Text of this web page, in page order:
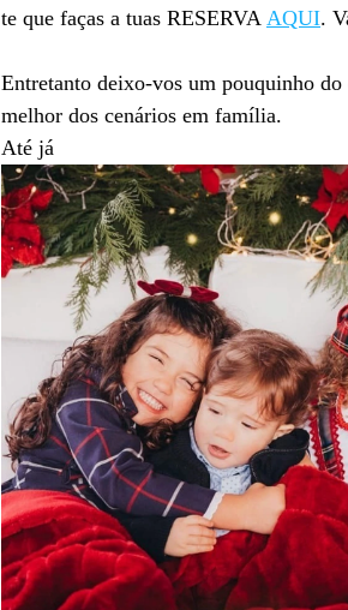
te que faças a tuas RESERVA AQUI.
Entretanto deixo-vos um pouquinho
melhor dos cenários em família.
Até já